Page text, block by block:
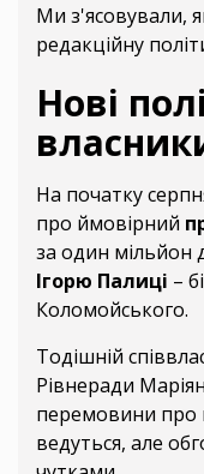
Ми з'ясовували,
редакційну
Нові
На початку
про ймовірний
за один мільйон
Ігорю Палиці –
Коломойського.
Тодішній
Рівнеради
перемовини про
ведуться, але